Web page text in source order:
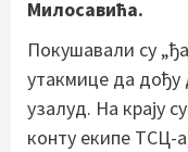
Милосавића.
Покушавали су
утакмице да дођу
узалуд. На крају
конту екипе ТСЦ-